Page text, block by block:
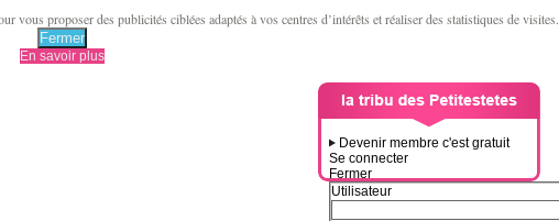
proposer des publicités ciblées adaptés à vos centres d’intérêts et réaliser des statistiques de visites.
Fermer
En savoir plus
Devenir membre c'est gratuit
Se connecter
Fermer
Utilisateur